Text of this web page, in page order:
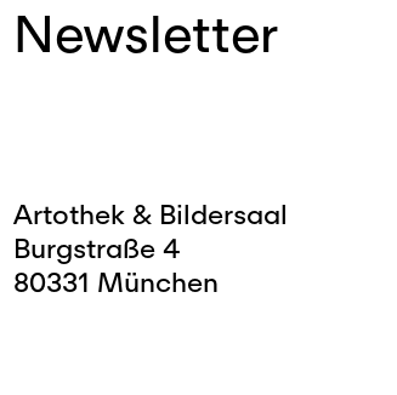
Newsletter
Artothek & Bildersaal
Burgstraße 4
80331 München